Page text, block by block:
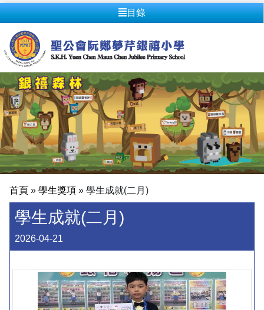
目錄
首頁 » 學生獎項 » 學生成就(二月)
學生成就(二月)
2026-04-21